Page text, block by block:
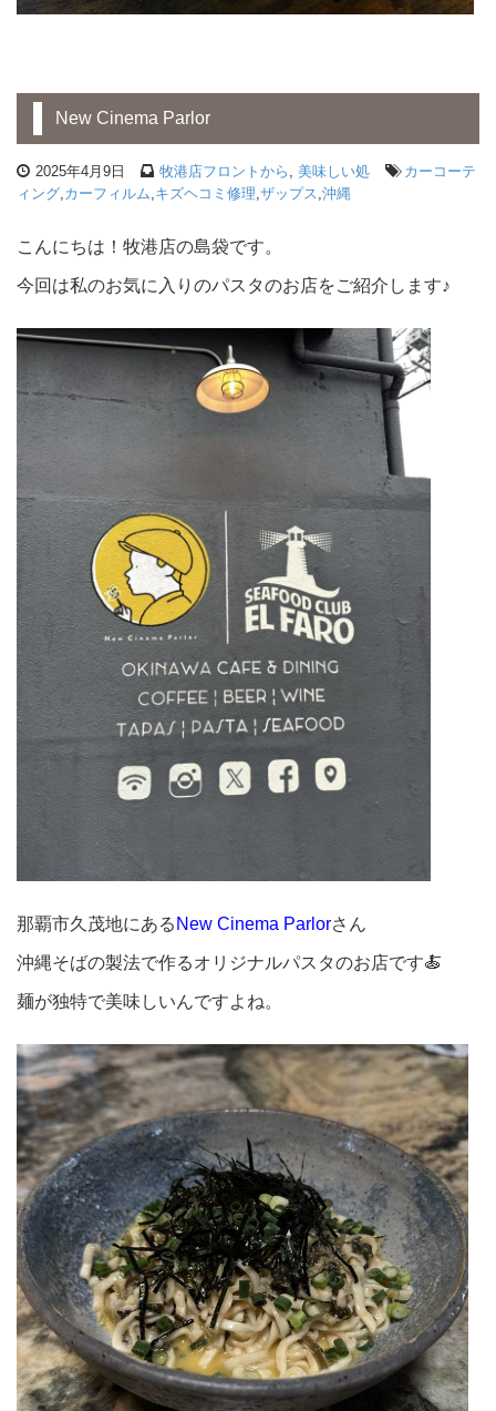
New Cinema Parlor
2025年4月9日 牧港店フロントから 美味しい処
カーコーテ
ィング カーフィルム キズヘコミ修理 ザップス 沖縄
こんにちは！牧港店の島袋です。
今回は私のお気に入りのパスタのお店をご紹介します♪
那覇市久茂地にあるNew Cinema Parlorさん
沖縄そばの製法で作るオリジナルパスタのお店です🍝
麺が独特で美味しいんですよね。